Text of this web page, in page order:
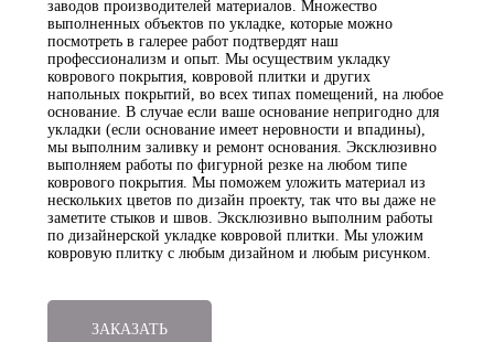
заводов производителей материалов. Множество
выполненных объектов по укладке, которые можно
посмотреть в галерее работ подтвердят наш
профессионализм и опыт. Мы осуществим укладку
коврового покрытия, ковровой плитки и других
напольных покрытий, во всех типах помещений, на любое
основание. В случае если ваше основание непригодно для
укладки (если основание имеет неровности и впадины),
мы выполним заливку и ремонт основания. Эксклюзивно
выполняем работы по фигурной резке на любом типе
коврового покрытия. Мы поможем уложить материал из
нескольких цветов по дизайн проекту, так что вы даже не
заметите стыков и швов. Эксклюзивно выполним работы
по дизайнерской укладке ковровой плитки. Мы уложим
ковровую плитку с любым дизайном и любым рисунком.
ЗАКАЗАТЬ